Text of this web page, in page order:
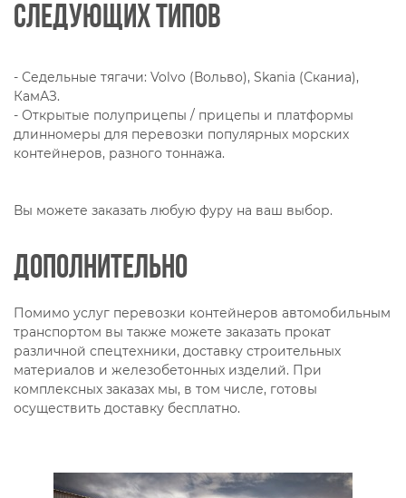
следующих типов
- Седельные тягачи: Volvo (Вольво), Skania (Сканиа),
КамАЗ.
- Открытые полуприцепы / прицепы и платформы
длинномеры для перевозки популярных морских
контейнеров, разного тоннажа.
Вы можете заказать любую фуру на ваш выбор.
Дополнительно
Помимо услуг перевозки контейнеров автомобильным
транспортом вы также можете заказать прокат
различной спецтехники, доставку строительных
материалов и железобетонных изделий. При
комплексных заказах мы, в том числе, готовы
осуществить доставку бесплатно.